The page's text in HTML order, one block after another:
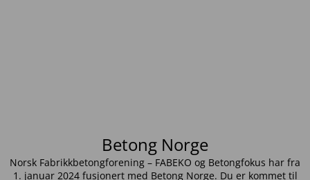
Betong Norge
Norsk Fabrikkbetongforening – FABEKO og Betongfokus har fra
1. januar 2024 fusjonert med Betong Norge. Du er kommet til